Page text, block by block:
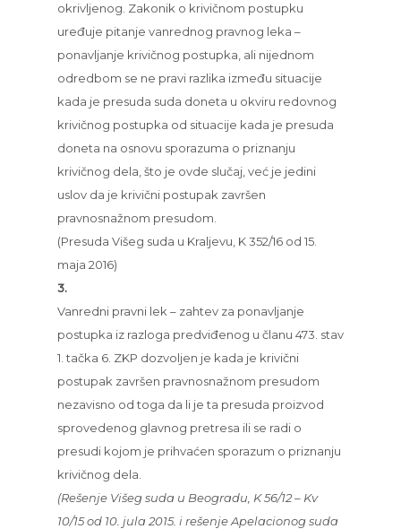
okrivljenog. Zakonik o krivičnom postupku
uređuje pitanje vanrednog pravnog leka –
ponavljanje krivičnog postupka, ali nijednom
odredbom se ne pravi razlika između situacije
kada je presuda suda doneta u okviru redovnog
krivičnog postupka od situacije kada je presuda
doneta na osnovu sporazuma o priznanju
krivičnog dela, što je ovde slučaj, već je jedini
uslov da je krivični postupak završen
pravnosnažnom presudom.
(Presuda Višeg suda u Kraljevu, K 352/16 od 15.
maja 2016)
3.
Vanredni pravni lek – zahtev za ponavljanje
postupka iz razloga predviđenog u članu 473. stav
1. tačka 6. ZKP dozvoljen je kada je krivični
postupak završen pravnosnažnom presudom
nezavisno od toga da li je ta presuda proizvod
sprovedenog glavnog pretresa ili se radi o
presudi kojom je prihvaćen sporazum o priznanju
krivičnog dela.
(Rešenje Višeg suda u Beogradu, K 56/12 – Kv
10/15 od 10. jula 2015. i rešenje Apelacionog suda